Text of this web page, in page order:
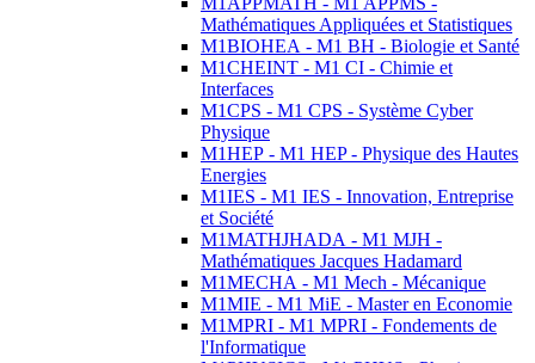
Mathématiques Appliquées et Statistiques
M1BIOHEA - M1 BH - Biologie et Santé
M1CHEINT - M1 CI - Chimie et
Interfaces
M1CPS - M1 CPS - Système Cyber
Physique
M1HEP - M1 HEP - Physique des Hautes
Energies
M1IES - M1 IES - Innovation, Entreprise
et Société
M1MATHJHADA - M1 MJH -
Mathématiques Jacques Hadamard
M1MECHA - M1 Mech - Mécanique
M1MIE - M1 MiE - Master en Economie
M1MPRI - M1 MPRI - Fondements de
l'Informatique